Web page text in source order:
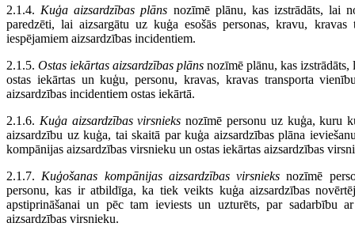
2.1.4. Kuģa aizsardzības plāns nozīmē plānu, kas izstrādāts, lai
paredzēti, lai aizsargātu uz kuģa esošās personas, kravu,
iespējamiem aizsardzības incidentiem.
2.1.5. Ostas iekārtas aizsardzības plāns nozīmē plānu, kas
ostas iekārtas un kuģu, personu, kravas, kravas transporta
aizsardzības incidentiem ostas iekārtā.
2.1.6. Kuģa aizsardzības virsnieks nozīmē personu uz kuģa, kuru
aizsardzību uz kuģa, tai skaitā par kuģa aizsardzības plāna
kompānijas aizsardzības virsnieku un ostas iekārtas aizsardzības
2.1.7. Kuģošanas kompānijas aizsardzības virsnieks nozīmē
personu, kas ir atbildīga, ka tiek veikts kuģa aizsardzības
apstiprināšanai un pēc tam ieviests un uzturēts, par sadarbību
aizsardzības virsnieku.